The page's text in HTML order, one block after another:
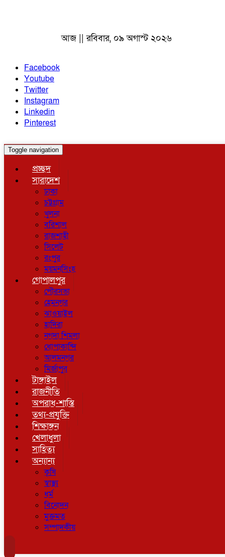
আজ || রবিবার, ০৯ অগাস্ট ২০২৬
Facebook
Youtube
Twitter
Instagram
Linkedin
Pinterest
Toggle navigation
প্রচ্ছদ
সারাদেশ
ঢাকা
চট্টগ্রাম
খুলনা
বরিশাল
রাজশাহী
সিলেট
রংপুর
ময়মনসিংহ
গোপালপুর
পৌরসভা
হেমনগর
ঝাওয়াইল
হাদিরা
নগদা শিমলা
ধোপাকান্দি
আলমনগর
মির্জাপুর
টাঙ্গাইল
রাজনীতি
অপরাধ-শাস্তি
তথ্য-প্রযুক্তি
শিক্ষাঙ্গন
খেলাধুলা
সাহিত্য
অন্যান্য
কৃষি
স্বাস্থ্য
ধর্ম
বিনোদন
মুক্তমত
সম্পাদকীয়